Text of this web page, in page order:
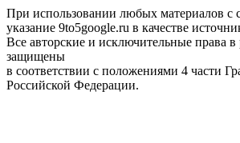
При использовании любых материалов с
указание 9to5google.ru в качестве
Все авторские и исключительные права в
защищены
в соответствии с положениями 4 части
Российской Федерации.